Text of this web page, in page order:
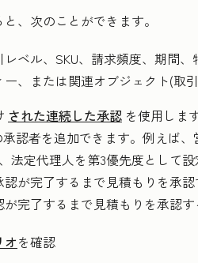
、次のことができます。
レベル、SKU、請求頻度、期間
、または関連オブジェクト(取
された連続した承認 を使用しま
承認者を追加できます。例えば
法定代理人を第3優先度として
が完了するまで見積もりを承
完了するまで見積もりを承認す
オを確認